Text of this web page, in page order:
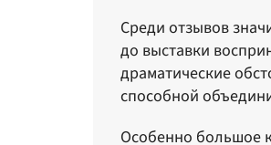
Среди отзывов
до выставки
драматические
способной
Особенно большое